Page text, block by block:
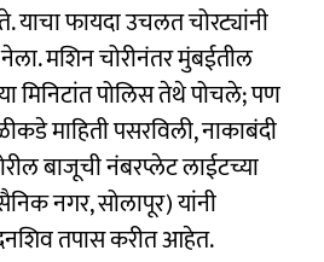
याचा फायदा उचलत चोरट्यांनी
मशिन चोरीनंतर मुंबईतील
मिनिटांत पोलिस तेथे पोचले; पण
माहिती पसरविली, नाकाबंदी
बाजूची नंबरप्लेट लाईटच्या
नगर, सोलापूर) यांनी
तपास करीत आहेत.